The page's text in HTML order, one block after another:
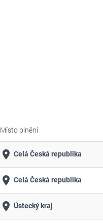
Místo plnění
place Celá Česká republika
place Celá Česká republika
place Ústecký kraj